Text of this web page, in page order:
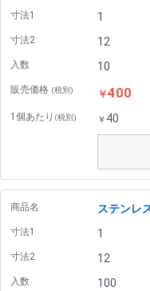
寸法1 1
寸法2 12
入数 10
販売価格 (税別) ￥400
1個あたり (税別) ￥ 40
商品名 ステンレ
寸法1 1
寸法2 12
入数 100